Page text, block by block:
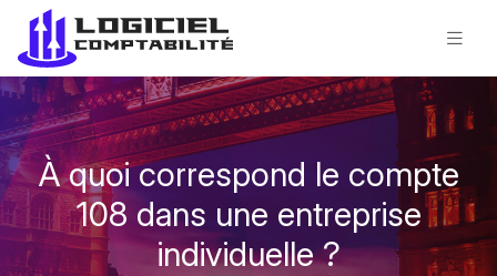
À quoi correspond le compte
108 dans une entreprise
individuelle ?